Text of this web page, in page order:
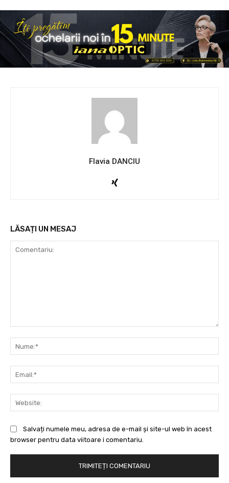
Flavia DANCIU
LĂSAȚI UN MESAJ
Salvați numele meu, adresa de e-mail și site-ul web în acest
browser pentru data viitoare i comentariu.